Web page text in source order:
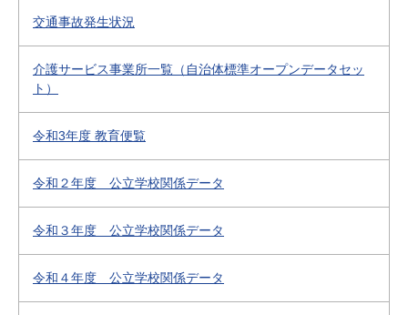
交通事故発生状況
介護サービス事業所一覧（自治体標準オープンデータセッ
ト）
令和3年度 教育便覧
令和２年度 公立学校関係データ
令和３年度 公立学校関係データ
令和４年度 公立学校関係データ